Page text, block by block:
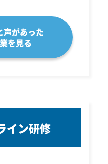
声があった
を見る
イン研修